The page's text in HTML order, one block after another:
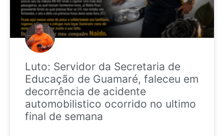
Luto: Servidor da Secretaria de
Educação de Guamaré, faleceu em
decorrência de acidente
automobilistico ocorrido no ultimo
final de semana